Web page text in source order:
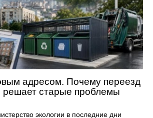
адресом. Почему переезд
решает старые проблемы
экологии в последние дни